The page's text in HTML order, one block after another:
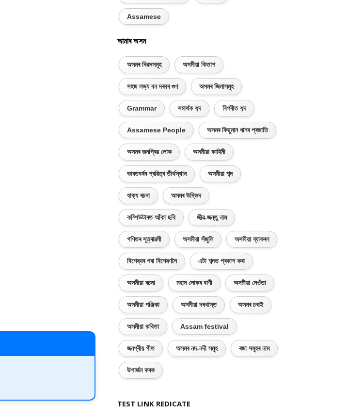
Assamese
আমাৰ অসম
অসমৰ দিৱসসমূহ অসমীয়া কিতাপ
সহজ লভ্য বন দৰবৰ গুণ অসমৰ জিলাসমূহ
Grammar সমাৰ্থক শব্দ বিপৰীত শব্দ
Assamese People অসমৰ কিছুমান ধানৰ প্ৰজাতি
অসমৰ জনপ্ৰিয় লোক অসমীয়া কাহিনী
ভাৰতবৰ্ষৰ প্ৰৱিত্ৰ তীৰ্থস্থান অসমীয়া শব্দ
বাক্য ৰচনা অসমৰ উদ্ভিদ
কম্পিউটাৰত আঁকা ছবি জীৱ-জন্তু নাম
গণিতৰ সূত্ৰাৱলী অসমীয়া সঁজুলি অসমীয়া ব্যাকৰণ
বিশেষ্যৰ পৰা বিশেষণলৈ এটা শব্দত প্ৰকাশ কৰা
অসমীয়া ৰচনা মহান লোকৰ বাণী অসমীয়া নেওঁতা
অসমীয়া পঞ্জিকা অসমীয়া দৰখাস্ত অসমৰ চৰাই
অসমীয়া কবিতা Assam festival
জনপ্ৰীয় গীত অসমৰ নদ-নদী সমূহ ৰজা সমূহৰ নাম
উপাৰ্জন কৰক
TEST LINK REDICATE